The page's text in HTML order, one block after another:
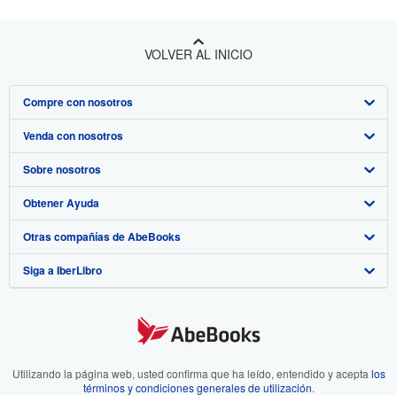
VOLVER AL INICIO
Compre con nosotros
Búsqueda avanzada
Colecciones
Mi cuenta
Mis pedidos
Ver carrito
Venda con nosotros
Comenzar a vender
Únase a nuestro programa de afiliados
Recomiende un vendedor
Sobre nosotros
Sobre IberLibro
Medios
Empleo
Preferencias de cookies
Aviso de cookies
Obtener Ayuda
Preguntas frecuentes y guías
Atención al Cliente
Otras compañías de AbeBooks
AbeBooks.com
AbeBooks.fr
Siga a IberLibro
Utilizando la página web, usted confirma que ha leído, entendido y aceptalos
términos y condiciones generales de utilización.